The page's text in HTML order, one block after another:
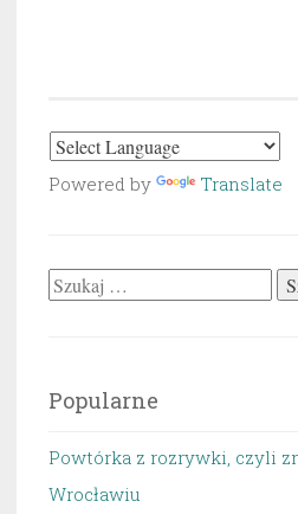
Powered by Translate
Szukaj:
Popularne
Powtórka z rozrywki, czyli
Wrocławiu